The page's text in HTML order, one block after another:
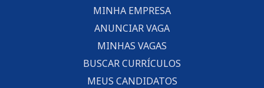
MINHA EMPRESA
ANUNCIAR VAGA
MINHAS VAGAS
BUSCAR CURRÍCULOS
MEUS CANDIDATOS